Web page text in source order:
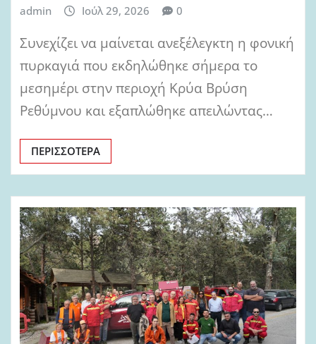
admin Ιούλ 29, 2026 0
Συνεχίζει να μαίνεται ανεξέλεγκτη η φονική
πυρκαγιά που εκδηλώθηκε σήμερα το
μεσημέρι στην περιοχή Κρύα Βρύση
Ρεθύμνου και εξαπλώθηκε απειλώντας…
ΠΕΡΙΣΣΌΤΕΡΑ